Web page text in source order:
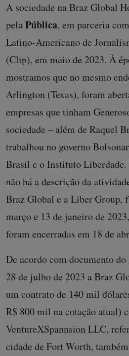
A sociedade na Braz Global
pelaPública, em parceria
Latino-Americano de
(Clip), em maio de 2023. À
mostramos que no mesmo
Arlington (Texas), foram
empresas que tinham
sociedade – além de Raquel
trabalhou no governo
Brasil e o Instituto
não há a descrição da
Braz Global e a Liber Group,
março e 13 de janeiro de
foram encerradas em 18 de
De acordo com documento do
28 de julho de 2023 a Braz
um contrato de 140 mil
R$ 800 mil na cotação atual)
VentureXSpannsion LLC,
cidade de Fort Worth,